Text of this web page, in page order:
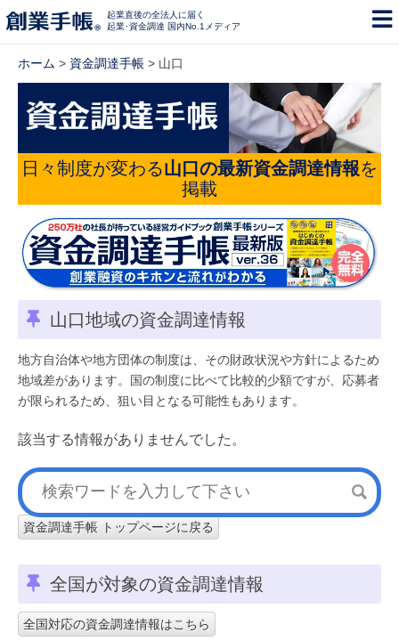
起業直後の全法人に届く
起業･資金調達 国内No.1メディア
ホーム > 資金調達手帳 > 山口
日々制度が変わる山口の最新資金調達情報を
掲載
山口地域の資金調達情報
地方自治体や地方団体の制度は、その財政状況や方針によるため
地域差があります。国の制度に比べて比較的少額ですが、応募者
が限られるため、狙い目となる可能性もあります。
該当する情報がありませんでした。
資金調達手帳 トップページに戻る
全国が対象の資金調達情報
全国対応の資金調達情報はこちら